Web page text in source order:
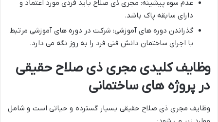
عدم سوء پیشینه: مجری ذی صلاح باید فردی مورد اعتماد و
دارای سابقه پاک باشد.
گذراندن دوره های آموزشی: شرکت در دوره های آموزشی مرتبط
با اجرای ساختمان دانش فنی فرد را به روز نگه می دارد.
وظایف کلیدی مجری ذی صلاح حقیقی
در پروژه های ساختمانی
وظایف مجری ذی صلاح حقیقی بسیار گسترده و حیاتی است و شامل